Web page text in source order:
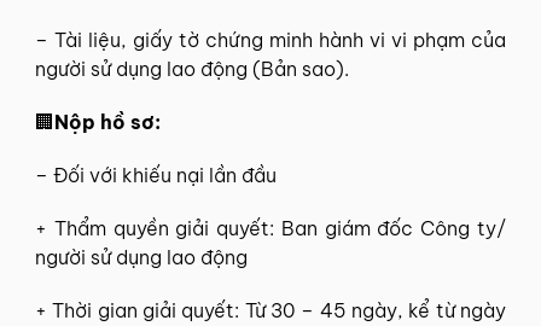
– Tài liệu, giấy tờ chứng minh hành vi vi phạm của
người sử dụng lao động (Bản sao).
🏢Nộp hồ sơ:
– Đối với khiếu nại lần đầu
+ Thẩm quyền giải quyết: Ban giám đốc Công ty/
người sử dụng lao động
+ Thời gian giải quyết: Từ 30 – 45 ngày, kể từ ngày